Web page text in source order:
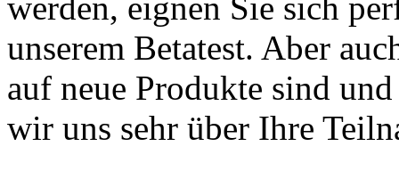
unserem Betatest. Aber
auf neue Produkte sind
wir uns sehr über Ihre